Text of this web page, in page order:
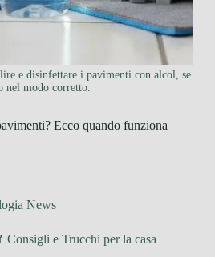
e disinfettare i pavimenti con alcol, se
nel modo corretto.
Ecco quando funziona
News
Consigli e Trucchi per la casa